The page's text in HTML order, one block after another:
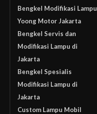
Bengkel Modifikasi Lampu
Yoong Motor Jakarta
Bengkel Servis dan
Modifikasi Lampu di
Jakarta
Bengkel Spesialis
Modifikasi Lampu di
Jakarta
Custom Lampu Mobil